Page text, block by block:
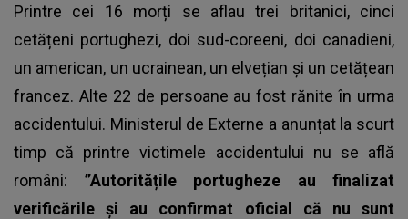
Printre cei 16 morți se aflau trei britanici, cinci
cetățeni portughezi, doi sud-coreeni, doi canadieni,
un american, un ucrainean, un elvețian și un cetățean
francez. Alte 22 de persoane au fost rănite în urma
accidentului. Ministerul de Externe a anunțat la scurt
timp că printre victimele accidentului nu se află
români: ”Autoritățile portugheze au finalizat
verificările şi au confirmat oficial că nu sunt